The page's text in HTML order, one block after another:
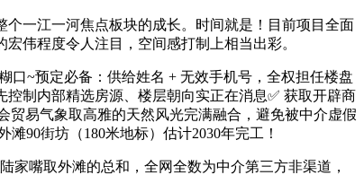
一江一河焦点板块的成长。时间就是！目前项目全面
伟程度令人注目，空间感打制上相当出彩。
~预定必备：供给姓名 + 无效手机号，全权担任楼盘
制内部精选房源、楼层朝向实正在消息✅ 获取开辟商
易气象取高雅的天然风光完满融合，避免被中介虚假
90街坊（180米地标）估计2030年完工！
嘴取外滩的总和，全网全数为中介第三方非渠道，